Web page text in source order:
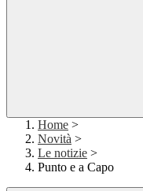
Home >
Novità >
Le notizie >
Punto e a Capo